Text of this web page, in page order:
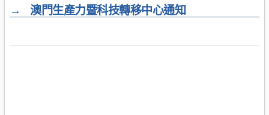
→
澳門生產力暨科技轉移中心通知